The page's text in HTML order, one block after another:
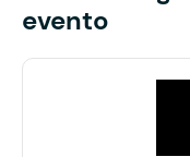
evento